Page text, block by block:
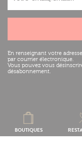
BOUTIQUES
En renseignant votre
par courrier électronique.
Vous pouvez vous
désabonnement.
Mentions légales